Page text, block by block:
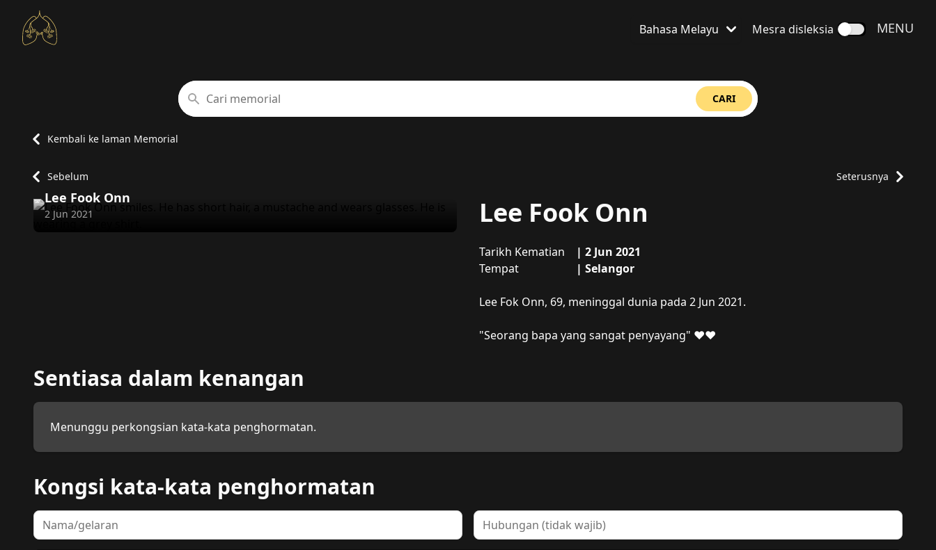
Bahasa ditetapkan kepada
Bahasa Melayu Mesra disleksia BUKA
MENU
Cari memorial
CARI
Kembali ke laman Memorial
Sebelum Seterusnya
Lee Fook Onn
Meninggal dunia pada
2 Jun 2021 Lee Fook Onn
Tarikh Kematian | 2 Jun 2021
Tempat
| Selangor
Mengenai Lee Fook Onn
Lee Fok Onn, 69, meninggal dunia pada 2 Jun 2021.
"Seorang bapa yang sangat penyayang" ❤️❤️
Sentiasa dalam kenangan
Menunggu perkongsian kata-kata penghormatan.
Kongsi kata-kata penghormatan
Nama Hubungan